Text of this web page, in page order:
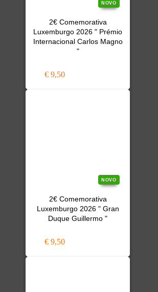
NOVO
2€ Comemorativa
Luxemburgo 2026 " Prémio
Internacional Carlos Magno
"
€ 9,50
NOVO
2€ Comemorativa
Luxemburgo 2026 " Gran
Duque Guillermo "
€ 9,50